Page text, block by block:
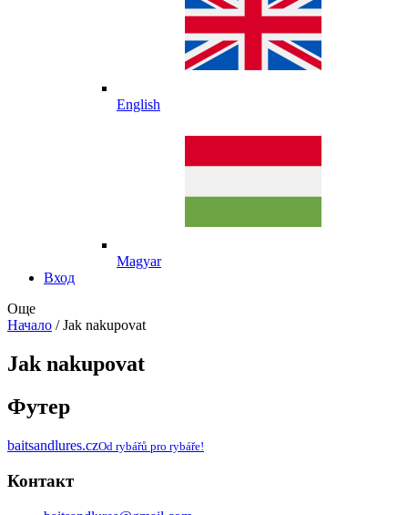
English
Magyar
Вход
Още
Начало / Jak nakupovat
Jak nakupovat
Футер
baitsandlures.czOd rybářů pro rybáře!
Контакт